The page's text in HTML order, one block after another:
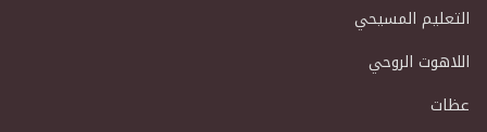
التعليم المسيحي
اللاهوت الروحي
عظات